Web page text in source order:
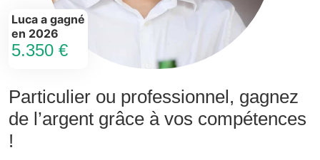
Particulier ou professionnel, gagnez
de l’argent grâce à vos compétences
!
Luca a gagné
en 2026
5.350 €